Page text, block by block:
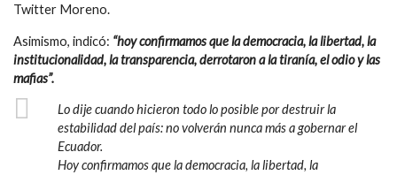
Twitter Moreno.
Asimismo, indicó: “hoy confirmamos que la democracia, la libertad, la
institucionalidad, la transparencia, derrotaron a la tiranía, el odio y las
mafias”.
Lo dije cuando hicieron todo lo posible por destruir la
estabilidad del país: no volverán nunca más a gobernar el
Ecuador.
Hoy confirmamos que la democracia, la libertad, la